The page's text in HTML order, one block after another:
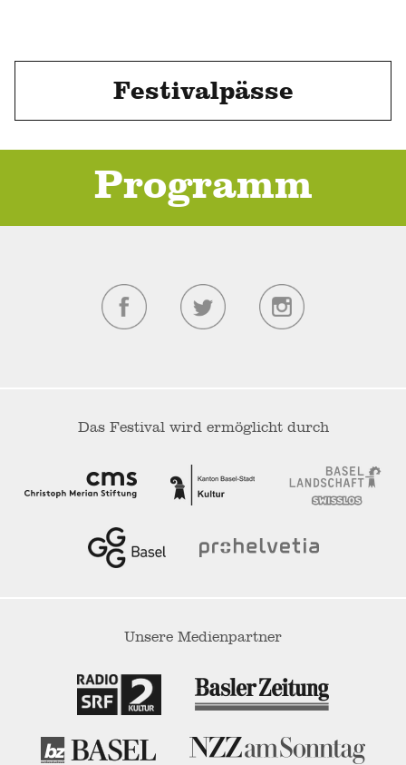
Festivalpässe
Programm
Das Festival wird ermöglicht durch
Unsere Medienpartner